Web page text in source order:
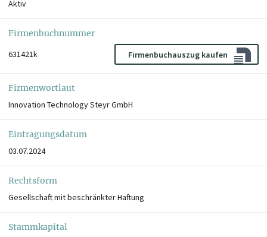
Aktiv
Firmenbuchnummer
631421k
Firmenbuchauszug kaufen
Firmenwortlaut
Innovation Technology Steyr GmbH
Eintragungsdatum
03.07.2024
Rechtsform
Gesellschaft mit beschränkter Haftung
Stammkapital